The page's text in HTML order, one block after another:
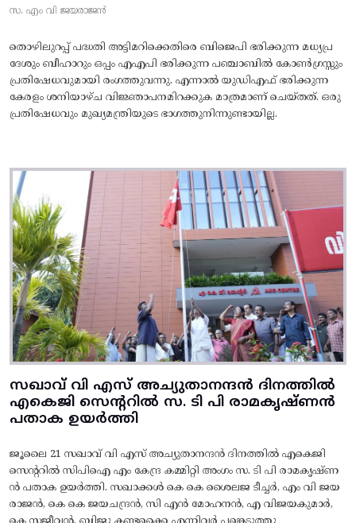
സ. എം വി ജയരാജൻ
തൊഴിലുറപ്പ് പദ്ധതി അട്ടിമറിക്കെതിരെ ബിജെപി ഭരിക്കുന്ന മധ്യപ്ര
ദേശും ബീഹാറും ഒപ്പം എഎപി ഭരിക്കുന്ന പഞ്ചാബിൽ കോൺഗ്രസ്സും
പ്രതിഷേധവുമായി രംഗത്തുവന്നു. എന്നാൽ യുഡിഎഫ് ഭരിക്കുന്ന
കേരളം ശനിയാഴ്ച വിജ്ഞാപനമിറക്കുക മാത്രമാണ് ചെയ്തത്. ഒരു
പ്രതിഷേധവും മുഖ്യമന്ത്രിയുടെ ഭാഗത്തുനിന്നുണ്ടായില്ല.
സഖാവ് വി എസ് അച്യുതാനന്ദൻ ദിനത്തിൽ
എകെജി സെന്ററിൽ സ. ടി പി രാമകൃഷ്‌ണൻ
പതാക ഉയർത്തി
ജൂലൈ 21 സഖാവ് വി എസ് അച്യുതാനന്ദൻ ദിനത്തിൽ എകെജി
സെന്ററിൽ സിപിഐ എം കേന്ദ്ര കമ്മിറ്റി അംഗം സ. ടി പി രാമകൃഷ്‌ണ
ൻ പതാക ഉയർത്തി. സഖാക്കൾ കെ കെ ശൈലജ ടീച്ചർ, എം വി ജയ
രാജൻ, കെ കെ ജയചന്ദ്രൻ, സി എൻ മോഹനൻ, എ വിജയകുമാർ,